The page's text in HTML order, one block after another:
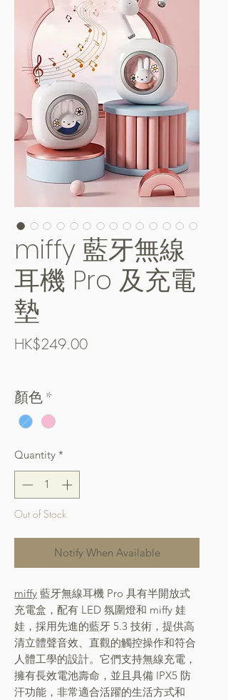
miffy 藍牙無線
耳機 Pro 及充電
墊
HK$249.00Price
顏色 *
Quantity *
Out of Stock
Notify When Available
miffy 藍牙無線耳機 Pro 具有半開放式
充電盒，配有 LED 氛圍燈和 miffy 娃
娃，採用先進的藍牙 5.3 技術，提供高
清立體聲音效、直觀的觸控操作和符合
人體工學的設計。它們支持無線充電，
擁有長效電池壽命，並且具備 IPX5 防
汗功能，非常適合活躍的生活方式和